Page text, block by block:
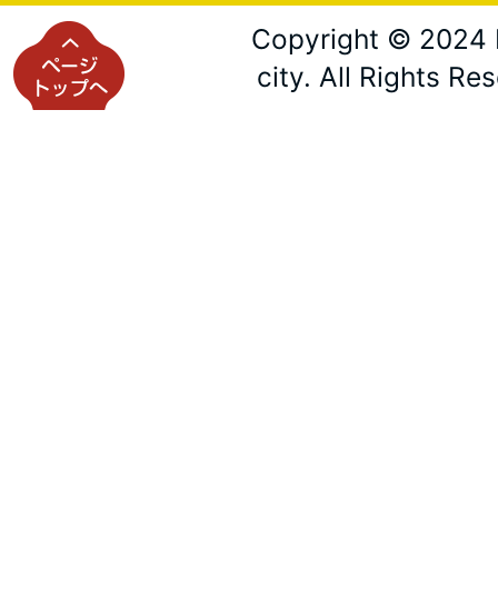
Copyright © 2024
city. All Rights